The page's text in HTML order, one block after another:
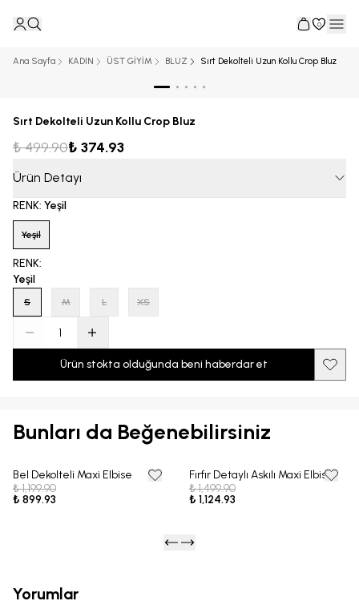
0
Ana Sayfa KADIN ÜST GİYİM BLUZ Sırt Dekolteli Uzun Kollu Crop Bluz
Sırt Dekolteli Uzun Kollu Crop Bluz
₺ 499.90₺ 374.93
Ürün Detayı
RENK: Yeşil
Yeşil
RENK:
Yeşil
S M L XS
Ürün stokta olduğunda beni haberdar et
Bunları da Beğenebilirsiniz
25% OFF
Bel Dekolteli Maxi Elbise
₺ 1,199.90
₺ 899.93
25% OFF
Fırfır Detaylı Askılı Maxi Elbise
₺ 1,499.90
₺ 1,124.93
Yorumlar